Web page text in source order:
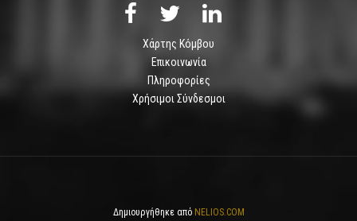
Χάρτης Κόμβου
Επικοινωνία
Πληροφορίες
Χρήσιμοι Σύνδεσμοι
Δημιουργήθηκε από NELIOS.COM